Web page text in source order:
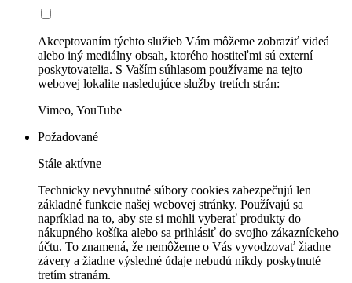
Akceptovaním týchto služieb Vám môžeme zobraziť videá
alebo iný mediálny obsah, ktorého hostiteľmi sú externí
poskytovatelia. S Vaším súhlasom používame na tejto
webovej lokalite nasledujúce služby tretích strán:
Vimeo, YouTube
Požadované
Stále aktívne
Technicky nevyhnutné súbory cookies zabezpečujú len
základné funkcie našej webovej stránky. Používajú sa
napríklad na to, aby ste si mohli vyberať produkty do
nákupného košíka alebo sa prihlásiť do svojho zákazníckeho
účtu. To znamená, že nemôžeme o Vás vyvodzovať žiadne
závery a žiadne výsledné údaje nebudú nikdy poskytnuté
tretím stranám.